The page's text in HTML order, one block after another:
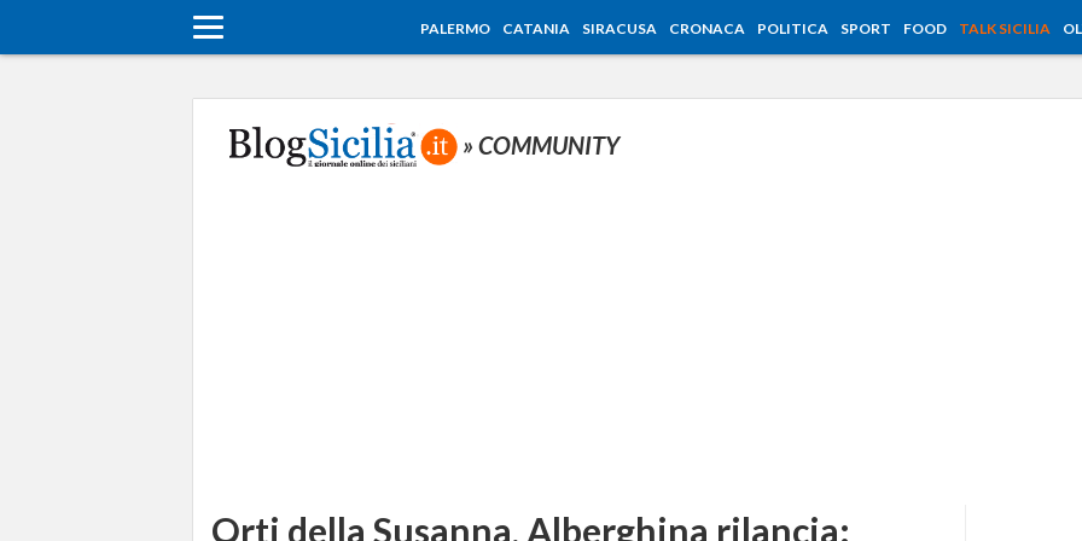
PALERMO CATANIA SIRACUSA CRONACA POLITICA SPORT FOOD TALK SICILIA
» COMMUNITY
Orti della Susanna, Alberghina rilancia: